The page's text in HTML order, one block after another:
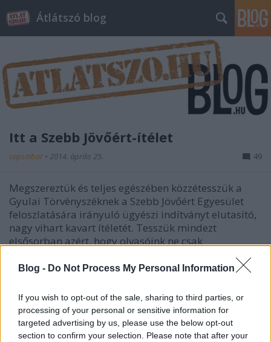
Blog - Do Not Process My Personal Information
If you wish to opt-out of the sale, sharing to third parties, or
processing of your personal or sensitive information for
targeted advertising by us, please use the below opt-out
section to confirm your selection. Please note that after your
Átlátszó blog
Itt a Szebb Jövőért-ítélet
sepsitibor • 2014. április 25. 49
Megszereztük és teljes egészében közzétesszük a
Gyulai Törvényszéknek a Szebb Jövőért Egyesület
feloszlatására irányuló ügyészi indítványt elutasító,
nagy vihart kavart ítéletét. Tesszük mindezt
elsősorban azért, hogy olvasóink ne csak
józsefvárosi arcfelismerő kamera
Marietta Le•2014. április 25.